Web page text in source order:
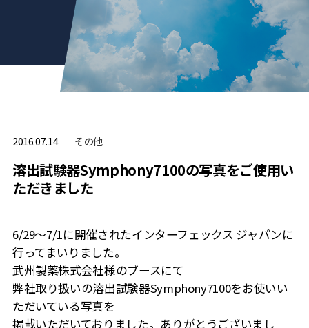
2016.07.14 その他
溶出試験器Symphony7100の写真をご使用い
ただきました
6/29〜7/1に開催されたインターフェックス ジャパンに
行ってまいりました。
武州製薬株式会社様のブースにて
弊社取り扱いの溶出試験器Symphony7100をお使いい
ただいている写真を
掲載いただいておりました。ありがとうございまし